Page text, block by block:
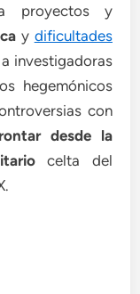
proyectos y
y dificultades
investigadoras
hegemónicos
con
desde la
celta del